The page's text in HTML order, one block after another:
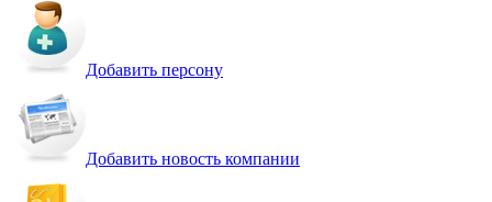
Добавить персону
Добавить новость компании